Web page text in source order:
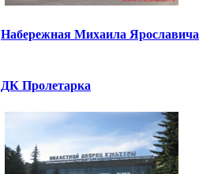
Набережная Михаила Ярославича
ДК Пролетарка